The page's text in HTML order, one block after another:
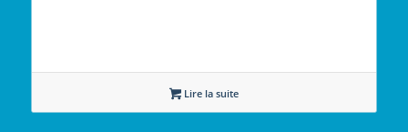
Lire la suite